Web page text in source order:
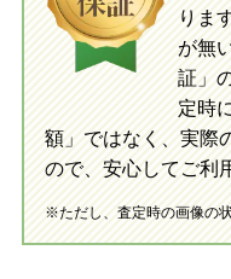
買取
指
初めての方へ LINE
りま
が無
証」
定時
額」ではなく、実際
ので、安心してご利
※ただし、査定時の画像の